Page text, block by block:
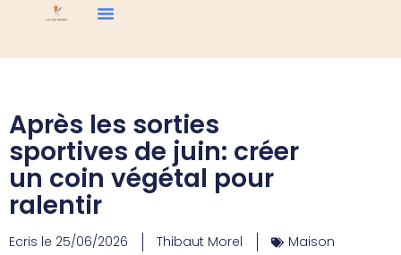
Après les sorties
sportives de juin: créer
un coin végétal pour
ralentir
Ecris le 25/06/2026 Thibaut Morel Maison